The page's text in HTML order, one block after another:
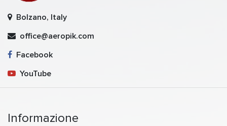
Bolzano, Italy
office@aeropik.com
Facebook
YouTube
Informazione